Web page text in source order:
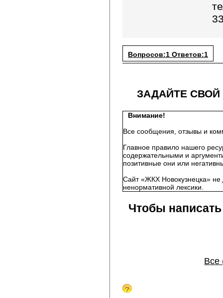
Вопросов:1 Ответов:1
ЗАДАЙТЕ
Внимание!
Все сообщения, отзывы и
Главное правило нашего
содержательными и
позитивные они или
Сайт «ЖКХ Новокузнецка» не
ненормативной лексики.
Чтобы
Все